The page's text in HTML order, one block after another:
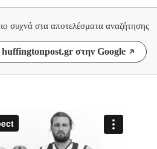
συχνά στα αποτελέσματα αναζήτησης
στην Google